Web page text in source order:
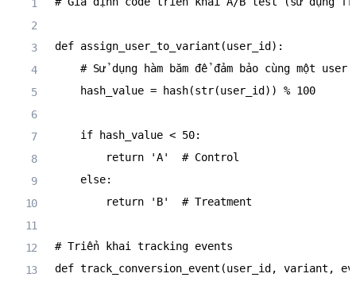
def assign_user_to_variant (user_id ) :
# Sử dụng hàm băm để đảm bảo cùng một
    hash_value
= hash(str(user_id ) ) % 100
if hash_value < 50:
return
'A'
# Control
else:
return
'B' # Treatment
# Triển khai tracking events
def track_conversion_event (user_id , variant ,